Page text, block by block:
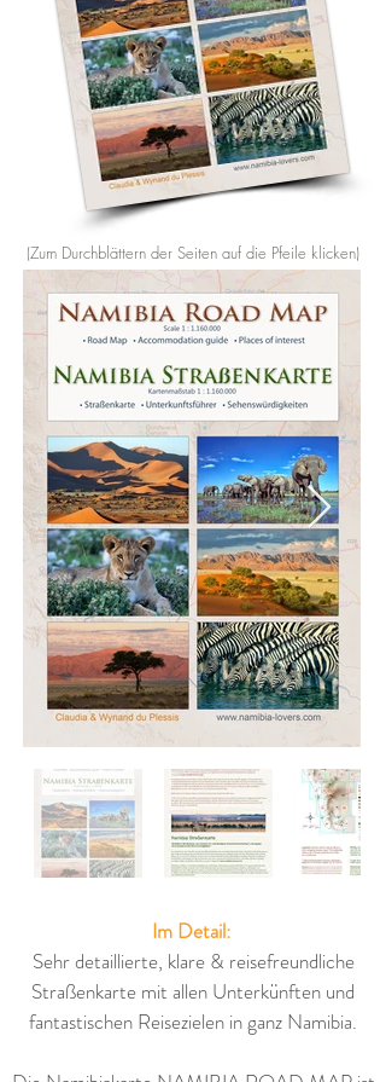
(Zum Durchblättern der Seiten auf die Pfeile klicken)
Im Detail:
Sehr detaillierte, klare & reisefreundliche
Straßenkarte mit allen Unterkünften und
fantastischen Reisezielen in ganz Namibia.